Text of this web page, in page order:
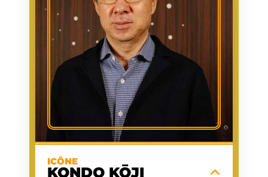
©
ICÔNE
KONDO KŌJI
BANDE-SON DU JEU
D'ARCADE PUNCH-OUT!!
1984/02/01
COMPOSITEUR DE
MUSIQUE DE JEUX
VIDÉO, SOUND
DESIGNER
GROUPE
SANGUIN
Compositeur de légende de chez
Nintendo, il a façonné l'histoire de la pop
culture en signant les thèmes musicaux
universels, immersifs et intemporels des